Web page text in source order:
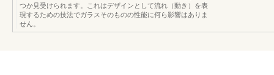
つか見受けられます。これはデザインとして流れ（動き）を表
現するための技法でガラスそのものの性能に何ら影響はありま
せん。